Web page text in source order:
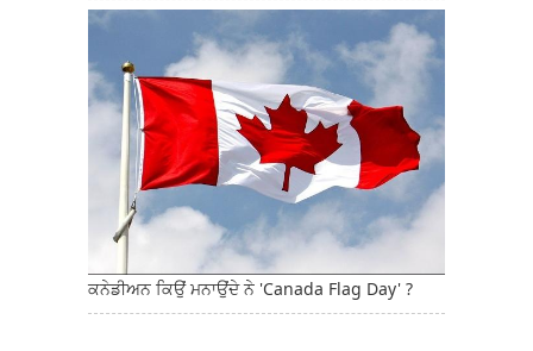
ਕਨੇਡੀਅਨ ਕਿਉਂ ਮਨਾਉਂਦੇ ਨੇ 'Canada Flag Day' ?